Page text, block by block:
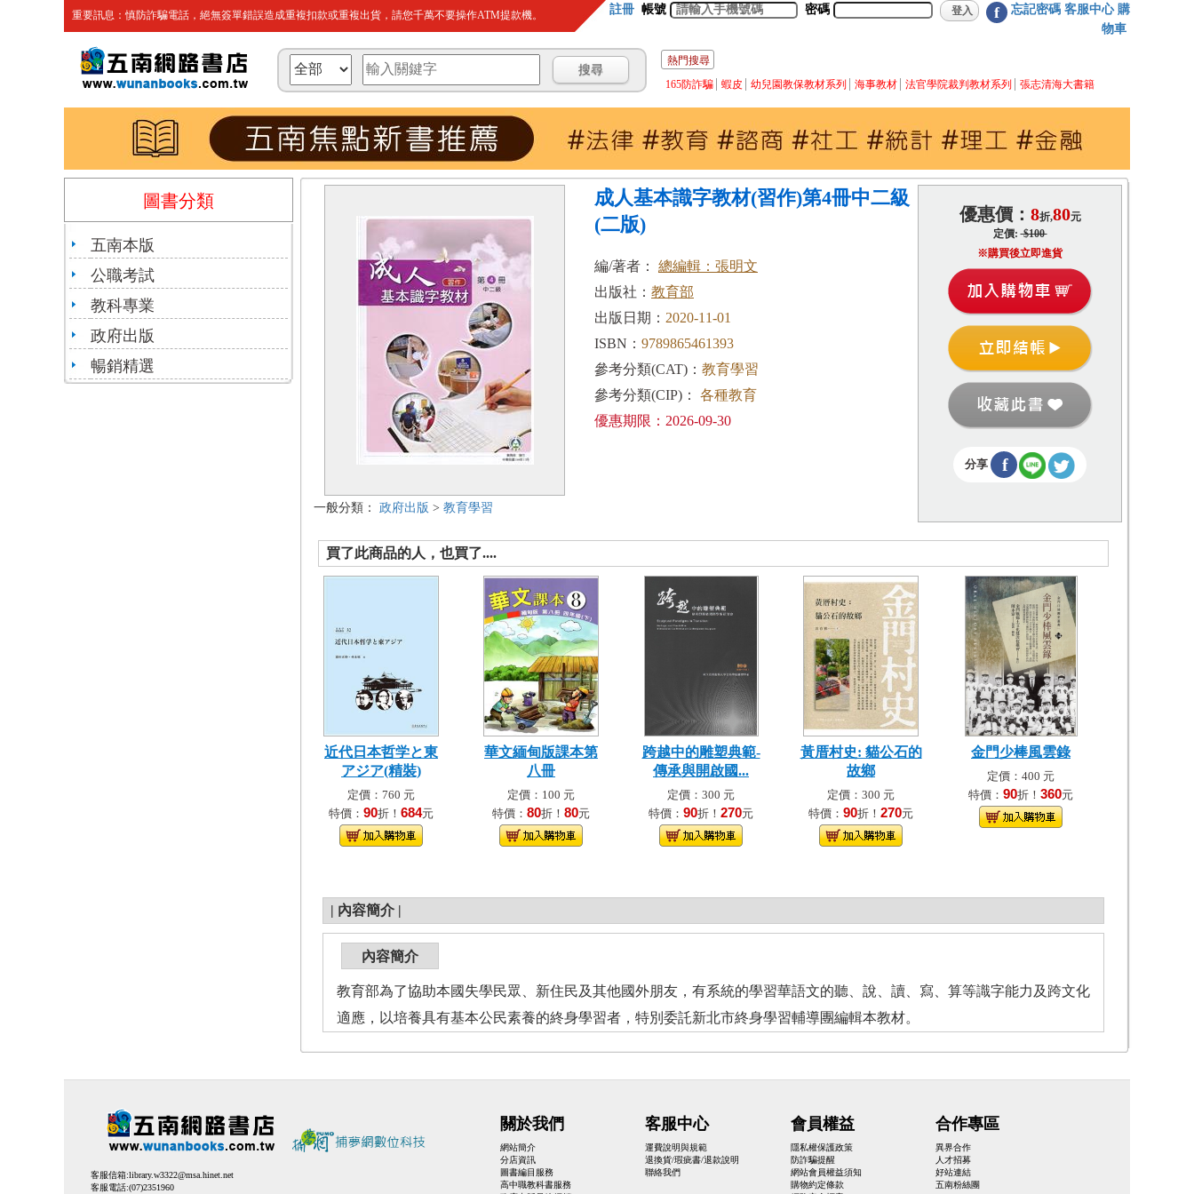
重要訊息：慎防詐騙電話，絕無簽單錯誤造成重複扣款或重複出貨，請您千萬不要操作ATM提款機。 註冊 帳號 密碼 f 忘記密碼 客服中心 購
物車
熱門搜尋
165防詐騙
蝦皮 幼兒園教保教材系列 海事教材 法官學院裁判教材系列 張志清海大書籍
圖書分類
五南本版
公職考試
教科專業
政府出版
暢銷精選
一般分類： 政府出版 > 教育學習
成人基本識字教材(習作)第4冊中二級
(二版)
編/著者： 總編輯：張明文
出版社： 教育部
出版日期： 2020-11-01
ISBN： 9789865461393
參考分類(CAT)： 教育學習
參考分類(CIP)：
各種教育
優惠期限：2026-09-30
優惠價： 8折,80元
定價:$100
※購買後立即進貨
分享 f
買了此商品的人，也買了....
近代日本哲学と東
アジア(精裝)
定價：760 元
特價： 90折！ 684元
華文緬甸版課本第
八冊
定價：100 元
特價： 80折！ 80元
跨越中的雕塑典範-
傳承與開啟國...
定價：300 元
特價： 90折！ 270元
黃厝村史: 貓公石的
故鄉
定價：300 元
特價： 90折！ 270元
金門少棒風雲錄
定價：400 元
特價： 90折！ 360元
| 內容簡介 |
內容簡介
教育部為了協助本國失學民眾、新住民及其他國外朋友，有系統的學習華語文的聽、說、讀、寫、算等識字能力及跨文化
適應，以培養具有基本公民素養的終身學習者，特別委託新北市終身學習輔導團編輯本教材。
客服信箱:library.w3322@msa.hinet.net
客服電話:(07)2351960
關於我們
網站簡介
分店資訊
圖書編目服務
高中職教科書服務
客服中心
運費說明與規範
退換貨/瑕疵書/退款說明
聯絡我們
會員權益
隱私權保護政策
防詐騙提醒
網站會員權益須知
購物約定條款
合作專區
異界合作
人才招募
好站連結
五南粉絲團